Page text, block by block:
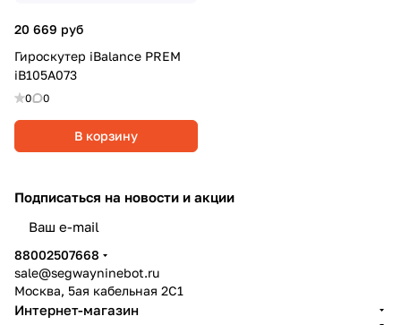
20 669 руб
Гироскутер iBalance PREM
iB105A073
0 0
В корзину
Подписаться на новости и акции
88002507668
sale@segwayninebot.ru
Москва, 5ая кабельная 2С1
Интернет-магазин